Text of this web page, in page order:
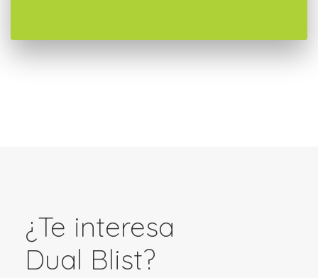
¿Te interesa
Dual Blist?